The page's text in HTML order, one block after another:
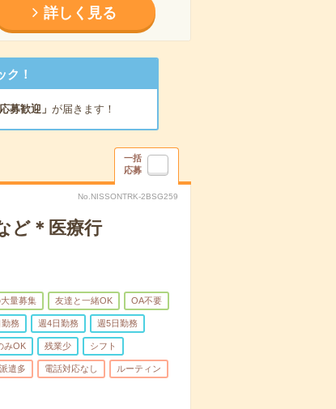
詳しく見る
！
募歓迎」 が届きます！
一括
応募
No.NISSONTRK-2BSG259
ど＊医療行
量募集 友達と一緒OK OA不要
務 週4日勤務 週5日勤務
みOK 残業少 シフト
派遣多 電話対応なし ルーティン